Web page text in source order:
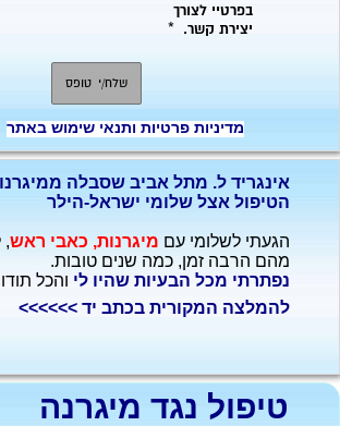
אינגריד ל. מתל אביב שסבלה
הטיפול אצל שלומי ישראל-הילר
הגעתי לשלומי עם מיגרנות, כאבי ראש,
מהם הרבה זמן, כמה שנים טובות.
נפתרתי מכל הבעיות שהיו לי והכל
להמלצה המקורית בכתב יד >>>>>>
מדיניות פרטיות ותנאי שימוש באתר
טיפול נגד מיגרנה